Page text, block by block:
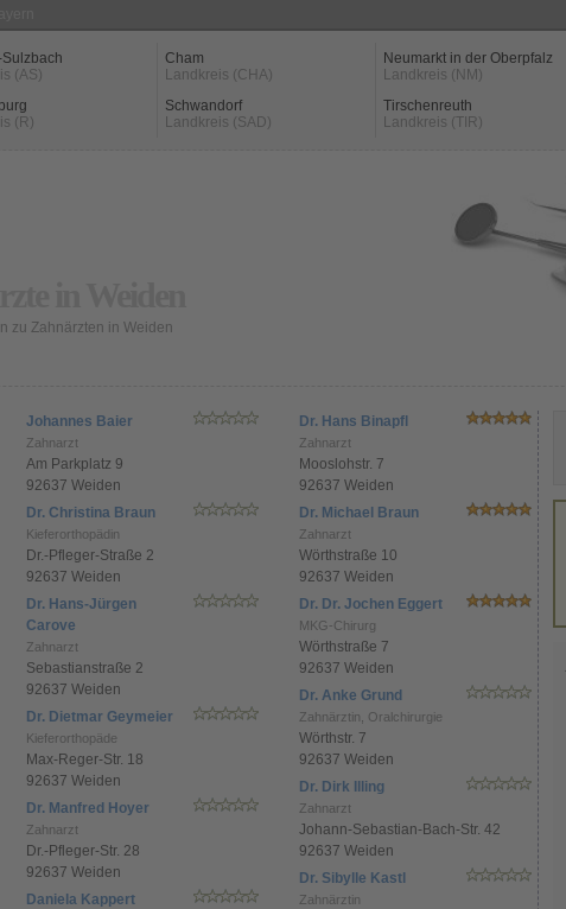
(AS)
Cham
Landkreis (CHA)
Neumarkt in der Oberpfalz
Landkreis (NM)
(R)
Schwandorf
Landkreis (SAD)
Tirschenreuth
Landkreis (TIR)
zu Zahnärzten in Weiden
Johannes Baier
Zahnarzt
Am Parkplatz 9
92637 Weiden
Dr. Christina Braun
Kieferorthopädin
Dr.-Pfleger-Straße 2
92637 Weiden
Dr. Hans-Jürgen
Carove
Zahnarzt
Sebastianstraße 2
92637 Weiden
Dr. Dietmar Geymeier
Kieferorthopäde
Max-Reger-Str. 18
92637 Weiden
Dr. Manfred Hoyer
Zahnarzt
Dr.-Pfleger-Str. 28
92637 Weiden
Daniela Kappert
Dr. Hans Binapfl
Zahnarzt
Mooslohstr. 7
92637 Weiden
Dr. Michael Braun
Zahnarzt
Wörthstraße 10
92637 Weiden
Dr. Dr. Jochen Eggert
MKG-Chirurg
Wörthstraße 7
92637 Weiden
Dr. Anke Grund
Zahnärztin, Oralchirurgie
Wörthstr. 7
92637 Weiden
Dr. Dirk Illing
Zahnarzt
Johann-Sebastian-Bach-Str. 42
92637 Weiden
Dr. Sibylle Kastl
Zahnärztin